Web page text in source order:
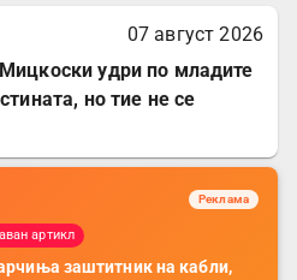
07 август 2026
удри по младите
но тие не се
Реклама
артикл
заштитник на кабли,